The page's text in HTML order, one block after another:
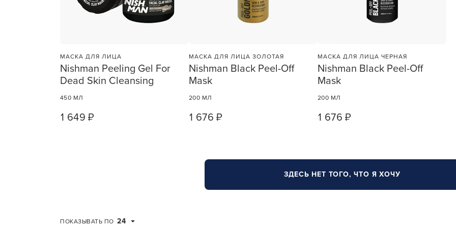
Для обучения
МАСКА ДЛЯ ЛИЦА
Nishman Peeling Gel For
Dead Skin Cleansing
450 МЛ
1 649 ₽
МАСКА ДЛЯ ЛИЦА ЗОЛОТАЯ
Nishman Black Peel-Off
Mask
200 МЛ
1 676 ₽
МАСКА ДЛЯ ЛИЦА ЧЕРНАЯ
Nishman Black Peel-Off
Mask
200 МЛ
1 676 ₽
ЗДЕСЬ НЕТ ТОГО, ЧТО Я ХОЧУ
ПОКАЗЫВАТЬ ПО 24
смотреть товары и оформлять
удобнее и намного быстрее!
УСТАНОВЛЮ ПОЗЖЕ